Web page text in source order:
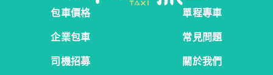
包車價格
單程專車
企業包車
常見問題
司機招募
關於我們